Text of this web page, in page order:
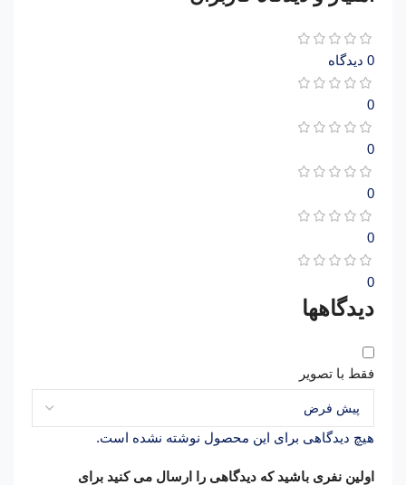
0 دیدگاه
0
0
0
0
0
دیدگاهها
فقط با تصویر
هیچ دیدگاهی برای این محصول نوشته نشده است.
اولین نفری باشید که دیدگاهی را ارسال می کنید برای